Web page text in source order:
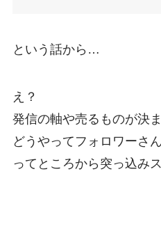
という話から…
え？
発信の軸や売るものが決
どうやってフォロワーさ
ってところから突っ込みス